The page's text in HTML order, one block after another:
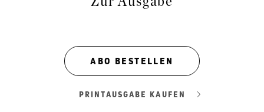
ABO BESTELLEN
PRINTAUSGABE KAUFEN